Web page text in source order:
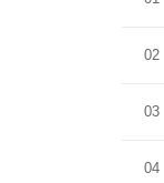
02
03
04